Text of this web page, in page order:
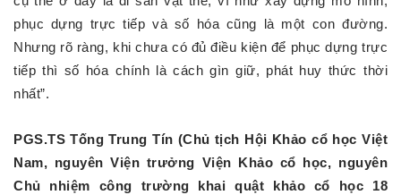
phục dựng trực tiếp và số hóa cũng là một con đường.
Nhưng rõ ràng, khi chưa có đủ điều kiện để phục dựng trực
tiếp thì số hóa chính là cách gìn giữ, phát huy thức thời
nhất”.
PGS.TS Tống Trung Tín (Chủ tịch Hội Khảo cổ học Việt
Nam, nguyên Viện trưởng Viện Khảo cổ học, nguyên
Chủ nhiệm công trường khai quật khảo cổ học 18